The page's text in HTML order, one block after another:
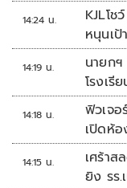
14:24 น.
KJLโ
หนุนเป้
14:19 น.
นายกฯ
โรงเรี
ทันที
14:18 น.
ฟิวเจอ
เปิดห้อ
ศูนย์กา
14:15 น.
เศร้าส
ยิง รร.